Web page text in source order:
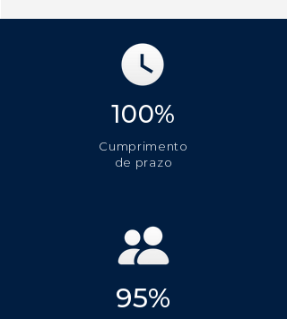
100%
Cumprimento
de prazo
95%